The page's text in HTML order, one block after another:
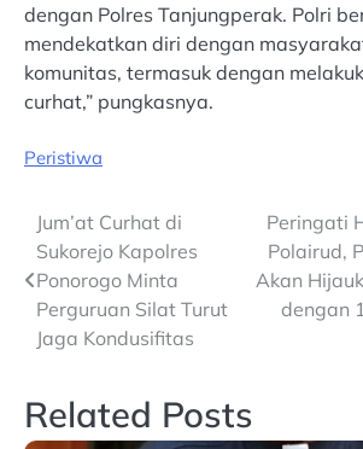
dengan Polres Tanjungperak. Polri
mendekatkan diri dengan
komunitas, termasuk dengan
curhat,” pungkasnya.
Peristiwa
Post
navigation
Jum’at Curhat di
Sukorejo Kapolres
Ponorogo Minta
Perguruan Silat Turut
Jaga Kondusifitas
Peringati
Polairud,
Akan
dengan
Related Posts